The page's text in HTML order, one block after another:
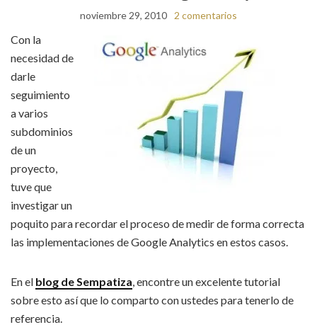
noviembre 29, 2010 2 comentarios
Con la
necesidad de
darle
seguimiento
a varios
subdominios
de un
proyecto,
tuve que
investigar un
poquito para recordar el proceso de medir de forma correcta
las implementaciones de Google Analytics en estos casos.
En el blog de Sempatiza, encontre un excelente tutorial
sobre esto así que lo comparto con ustedes para tenerlo de
referencia.